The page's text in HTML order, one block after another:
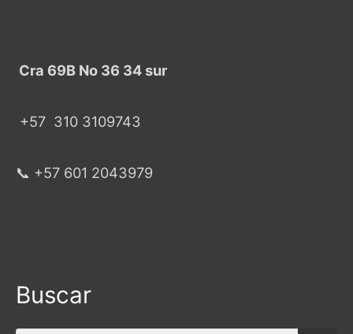
Cra 69B No 36 34 sur
+57 310 3109743
📞 +57 601 2043979
Buscar